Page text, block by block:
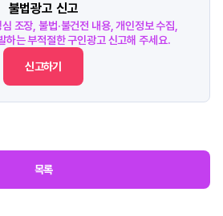
불법광고 신고
조장, 불법·불건전 내용, 개인정보 수집,
하는 부적절한 구인광고 신고해 주세요.
신고하기
목록